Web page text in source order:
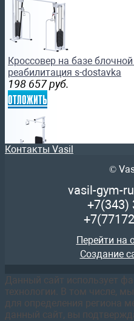
Кроссовер на базе
реабилитация s-dostavka
198 657 руб.
отложить
Тренажер Ильясова
разработки суставов рук
Тренажер Ильясова
реабилитация
Контакты Vasil
©
vasil-gym-
+7(343)
Перейти на
Создание
Данный сайт использует
технологии. В том числе,
для определения региона
данный сайт, вы